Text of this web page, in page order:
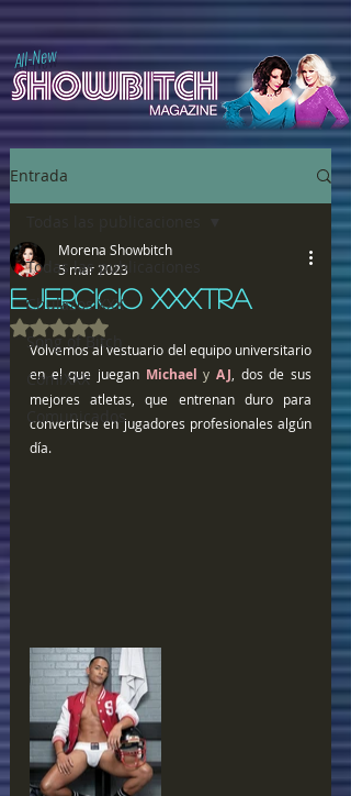
All-New
Entrada
Todas las publicaciones
Chulazos XXX
Song of Bitch
ComiXXX
Comunicados
EJERCICIO XXXTRA
Morena Showbitch
5 mar 2023
Obtuvo NaN de 5 estrellas.
Volvemos al vestuario del equipo universitario
en el que juegan Michael y AJ , dos de sus
mejores atletas, que entrenan duro para
convertirse en jugadores profesionales algún
día.